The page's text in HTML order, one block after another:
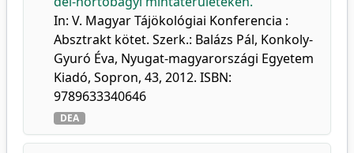
In: V. Magyar Tájökológiai Konferencia :
Absztrakt kötet. Szerk.: Balázs Pál, Konkoly-
Gyuró Éva, Nyugat-magyarországi Egyetem
Kiadó, Sopron, 43, 2012. ISBN:
9789633340646
DEA